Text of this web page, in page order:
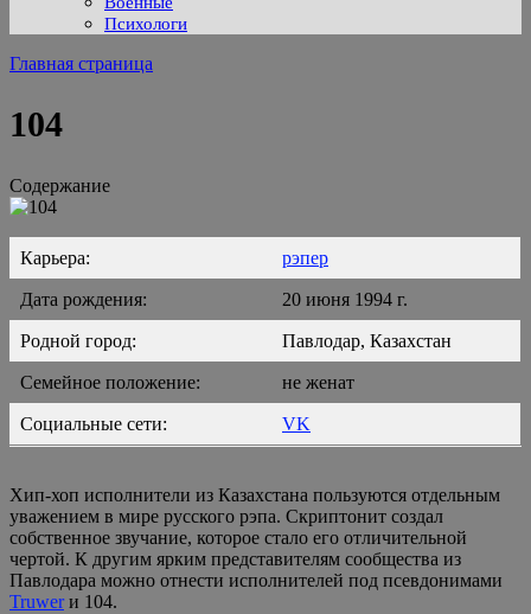
Психологи
Главная страница
104
Содержание
Карьера: рэпер
Дата рождения: 20 июня 1994 г.
Родной город: Павлодар, Казахстан
Семейное положение: не женат
Социальные сети: VK
Хип-хоп исполнители из Казахстана пользуются отдельным
уважением в мире русского рэпа. Скриптонит создал
собственное звучание, которое стало его отличительной
чертой. К другим ярким представителям сообщества из
Павлодара можно отнести исполнителей под псевдонимами
Truwerи 104.